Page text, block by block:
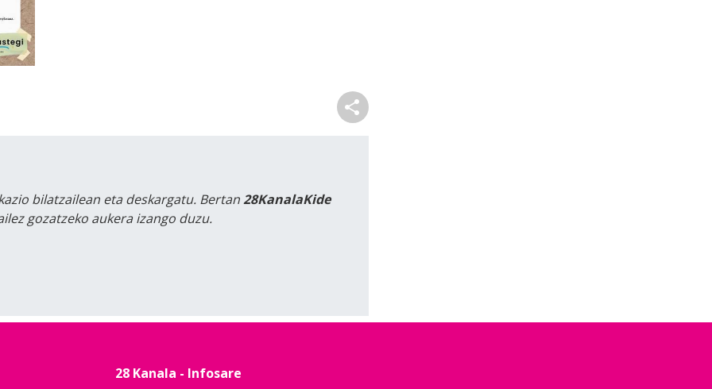
bilatzailean eta deskargatu. Bertan28KanalaKide
gozatzeko aukera izango duzu.
28 Kanala - Infosare